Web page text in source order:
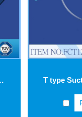
Use GK004